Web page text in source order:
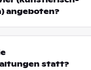
angeboten?
statt?